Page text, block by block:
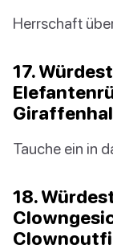
Herrschaft
17.
Tauche ein in
18.